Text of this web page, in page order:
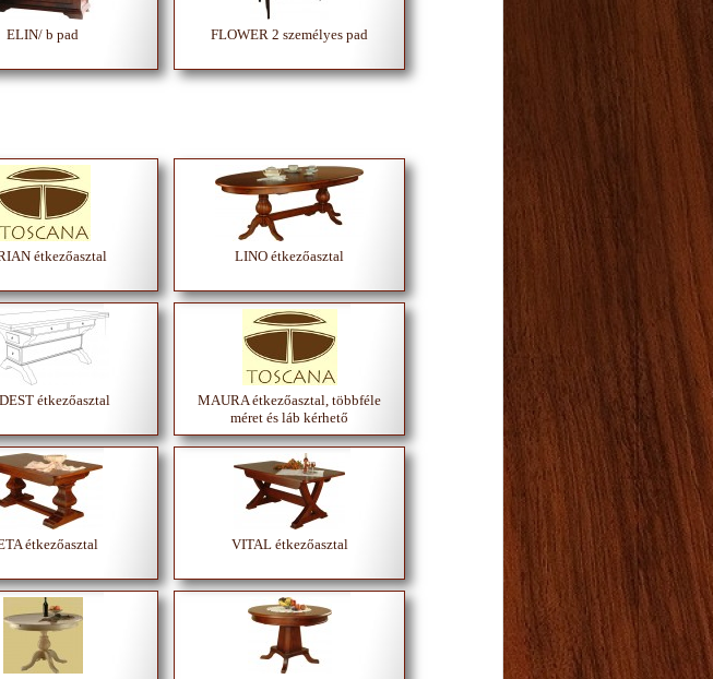
ELIN/ b pad FLOWER 2 személyes pad
étkezőasztal LINO étkezőasztal
étkezőasztal
MAURA étkezőasztal, többféle
méret és láb kérhető
étkezőasztal VITAL étkezőasztal